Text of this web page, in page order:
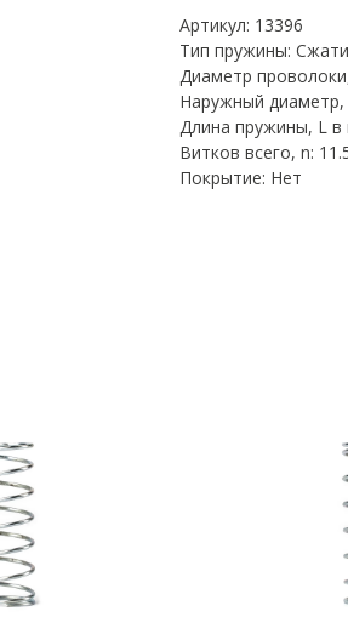
Артикул: 13396
Тип пружины:
Диаметр
Наружный
Длина пружины, L в
Витков всего, n:
Покрытие: Нет